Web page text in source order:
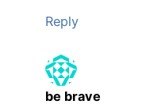
Reply
be brave